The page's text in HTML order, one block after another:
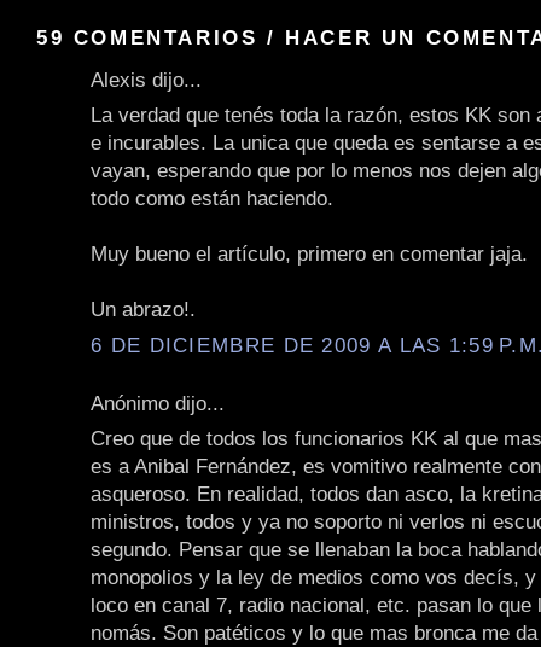
59 COMENTARIOS / HACER UN
Alexis dijo...
La verdad que tenés toda la razón, estos KK son
e incurables. La unica que queda es sentarse a
vayan, esperando que por lo menos nos dejen
todo como están haciendo.
Muy bueno el artículo, primero en comentar jaja.
Un abrazo!.
6 DE DICIEMBRE DE 2009 A LAS 1:59
Anónimo dijo...
Creo que de todos los funcionarios KK al que
es a Anibal Fernández, es vomitivo realmente
asqueroso. En realidad, todos dan asco, la
ministros, todos y ya no soporto ni verlos ni
segundo. Pensar que se llenaban la boca
monopolios y la ley de medios como vos decís,
loco en canal 7, radio nacional, etc. pasan lo que
nomás. Son patéticos y lo que mas bronca me